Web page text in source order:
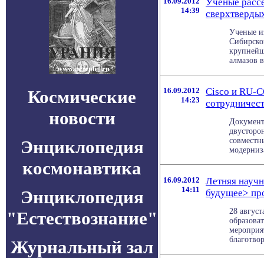
Космические
новости
Энциклопедия
космонавтика
Энциклопедия
"Естествознание"
Журнальный зал
14:39
Ученые
алмазов
16.09.2012
14:23
Cisco и RU-
16.09.2012
14:11
Летняя
будущее>
28